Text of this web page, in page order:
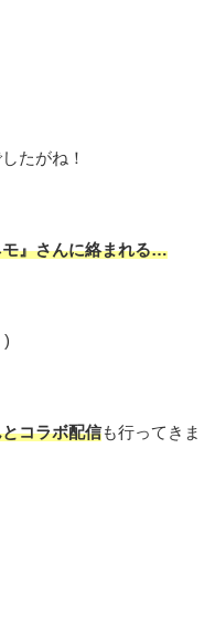
たがね！
』さんに絡まれる…
)
コラボ配信も行ってきま